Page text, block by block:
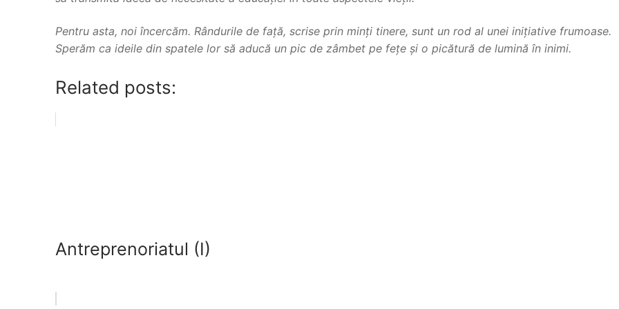
Pentru asta, noi încercăm. Rândurile de față, scrise prin minți tinere, sunt un rod al unei inițiative frumoase.
Sperăm ca ideile din spatele lor să aducă un pic de zâmbet pe fețe și o picătură de lumină în inimi.
Related posts:
Antreprenoriatul (I)